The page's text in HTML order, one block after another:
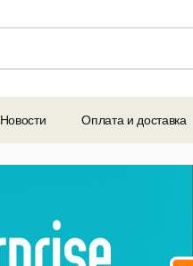
Новости Оплата и доставка